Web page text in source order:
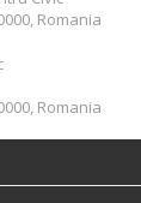
Romania
Romania